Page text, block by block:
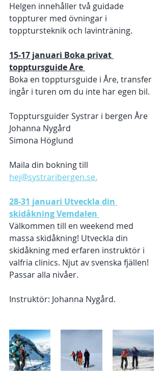
Helgen innehåller två guidade
toppturer med övningar i
topptursteknik och lavinträning.
15-17 januari Boka privat
topptursguide Åre
Boka en topptursguide i Åre, transfer
ingår i turen om du inte har egen bil.
Topptursguider Systrar i bergen Åre
Johanna Nygård
Simona Höglund
Maila din bokning till
hej@systraribergen.se.
28-31 januari Utveckla din
skidåkning Vemdalen
Välkommen till en weekend med
massa skidåkning! Utveckla din
skidåkning med erfaren instruktör i
valfria clinics. Njut av svenska fjällen!
Passar alla nivåer.
Instruktör: Johanna Nygård.